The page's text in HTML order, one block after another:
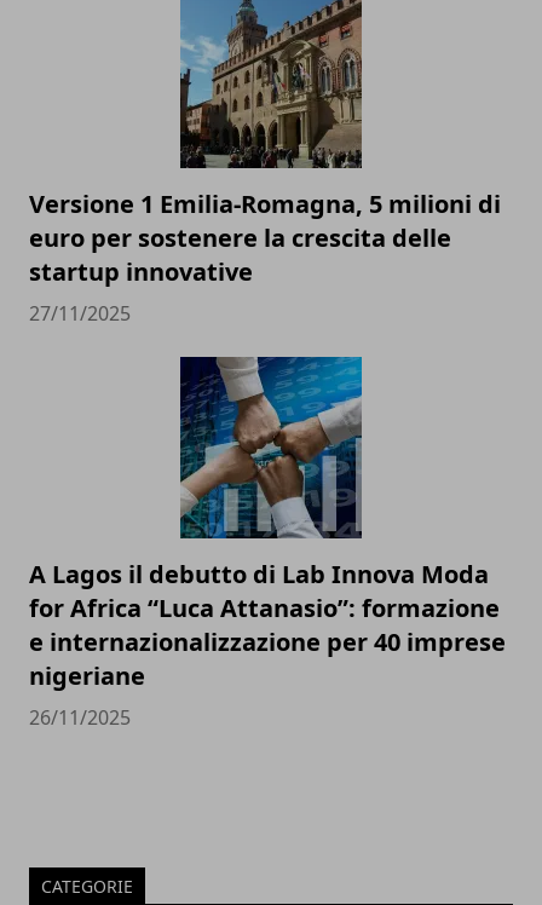
Versione 1 Emilia-Romagna, 5 milioni di
euro per sostenere la crescita delle
startup innovative
27/11/2025
A Lagos il debutto di Lab Innova Moda
for Africa “Luca Attanasio”: formazione
e internazionalizzazione per 40 imprese
nigeriane
26/11/2025
CATEGORIE